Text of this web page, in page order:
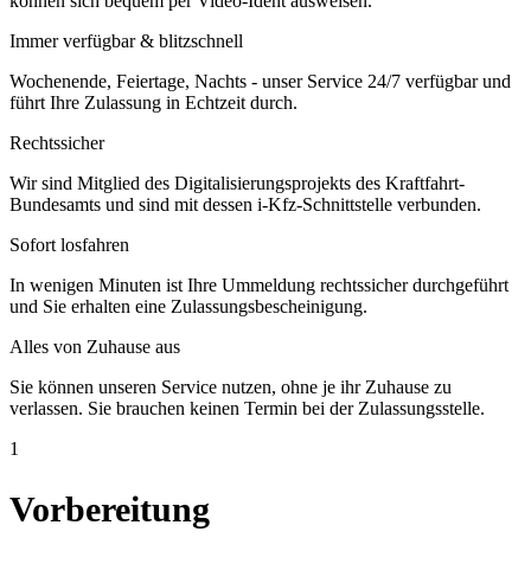
Immer verfügbar & blitzschnell
Wochenende, Feiertage, Nachts - unser Service 24/7 verfügbar und
führt Ihre Zulassung in Echtzeit durch.
Rechtssicher
Wir sind Mitglied des Digitalisierungsprojekts des Kraftfahrt-
Bundesamts und sind mit dessen i-Kfz-Schnittstelle verbunden.
Sofort losfahren
In wenigen Minuten ist Ihre Ummeldung rechtssicher durchgeführt
und Sie erhalten eine Zulassungsbescheinigung.
Alles von Zuhause aus
Sie können unseren Service nutzen, ohne je ihr Zuhause zu
verlassen. Sie brauchen keinen Termin bei der Zulassungsstelle.
1
Vorbereitung